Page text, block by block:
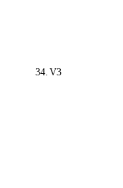
34. V3